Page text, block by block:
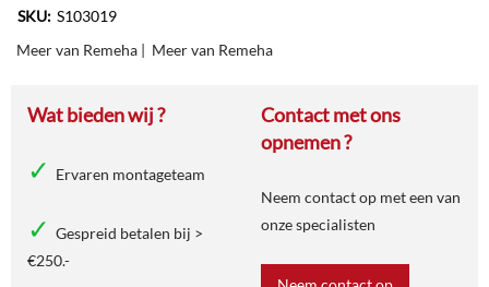
SKU: S103019
Meer van Remeha | Meer van Remeha
Wat bieden wij ?
Ervaren montageteam
Gespreid betalen bij >
€250.-
Contact met ons
opnemen ?
Neem contact op met een van
onze specialisten